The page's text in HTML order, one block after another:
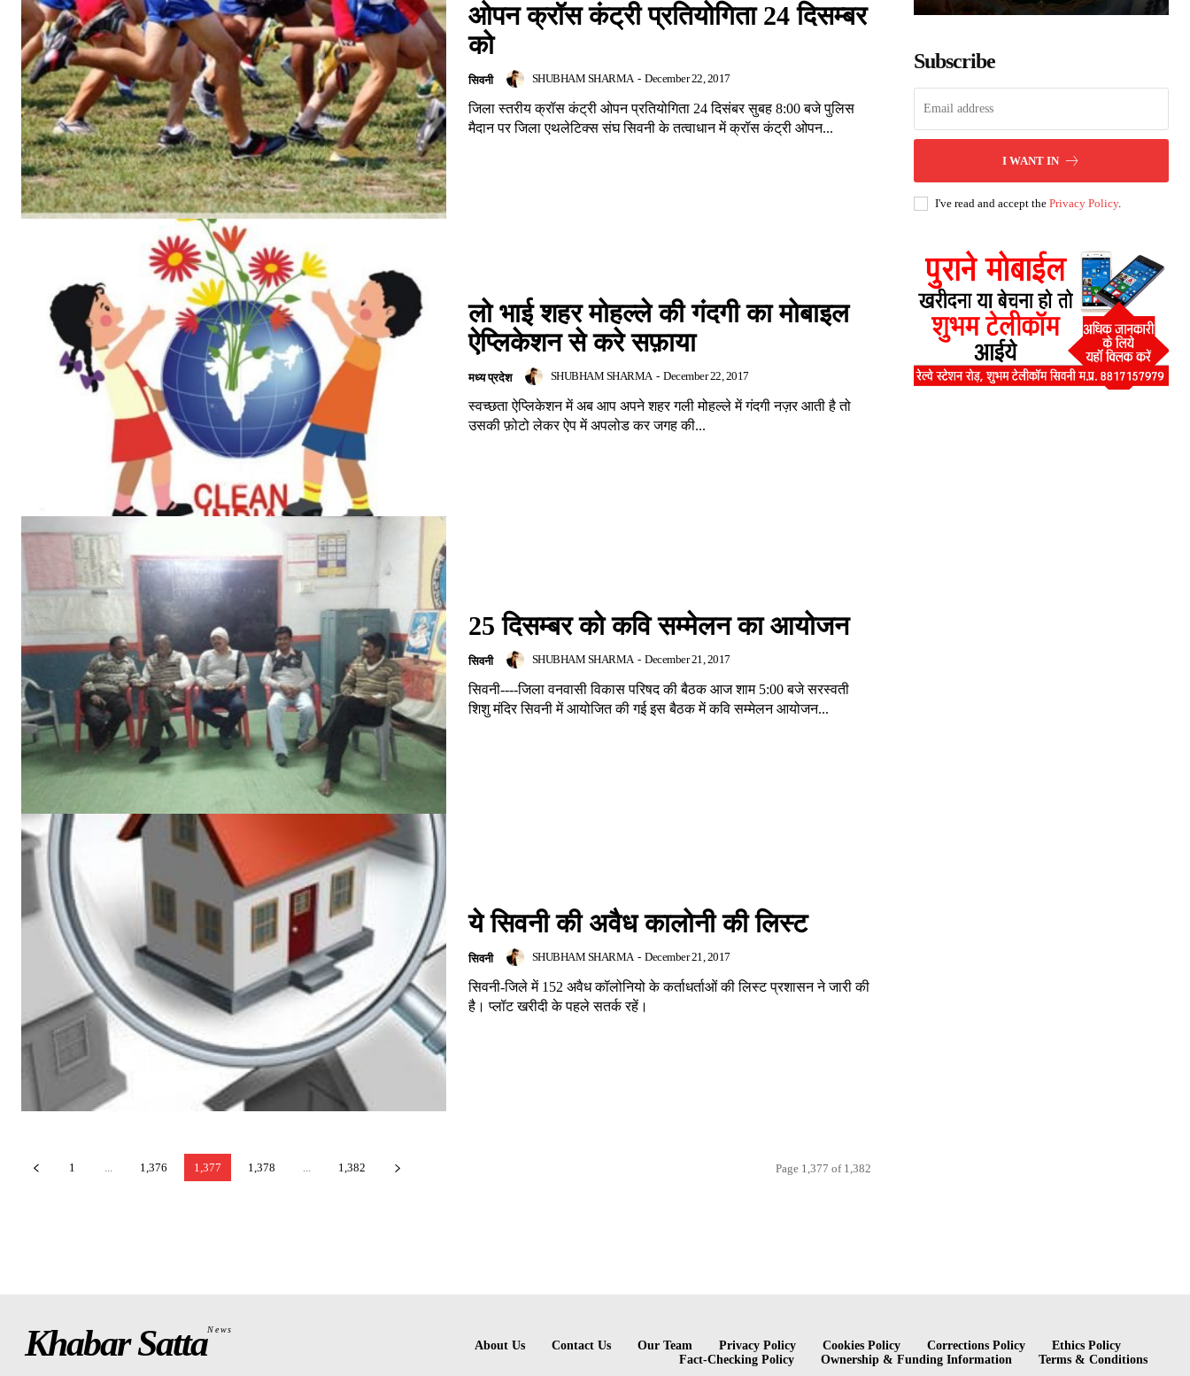
ओपन क्रॉस कंट्री प्रतियोगिता 24 दिसम्बर
को
सिवनी SHUBHAM SHARMA - December 22, 2017
जिला स्तरीय क्रॉस कंट्री ओपन प्रतियोगिता 24 दिसंबर सुबह 8:00 बजे पुलिस
मैदान पर जिला एथलेटिक्स संघ सिवनी के तत्वाधान में क्रॉस कंट्री ओपन...
लो भाई शहर मोहल्ले की गंदगी का मोबाइल
ऐप्लिकेशन से करे सफ़ाया
मध्य प्रदेश SHUBHAM SHARMA - December 22, 2017
स्वच्छता ऐप्लिकेशन में अब आप अपने शहर गली मोहल्ले में गंदगी नज़र आती है तो
उसकी फ़ोटो लेकर ऐप में अपलोड कर जगह की...
25 दिसम्बर को कवि सम्मेलन का आयोजन
सिवनी SHUBHAM SHARMA - December 21, 2017
सिवनी----जिला वनवासी विकास परिषद की बैठक आज शाम 5:00 बजे सरस्वती
शिशु मंदिर सिवनी में आयोजित की गई इस बैठक में कवि सम्मेलन आयोजन...
ये सिवनी की अवैध कालोनी की लिस्ट
सिवनी SHUBHAM SHARMA - December 21, 2017
सिवनी-जिले में 152 अवैध कॉलोनियो के कर्ताधर्ताओं की लिस्ट प्रशासन ने जारी की
है। प्लॉट खरीदी के पहले सतर्क रहें।
1 1,376 1,377 1,378 1,382 Page 1,377 of 1,382
Subscribe
I WANT IN
I've read and accept the Privacy Policy.
Khabar SattaNews
About Us Contact Us Our Team Privacy Policy Cookies Policy Corrections Policy
Ethics Policy
Fact-Checking Policy
Ownership & Funding Information Terms & Conditions